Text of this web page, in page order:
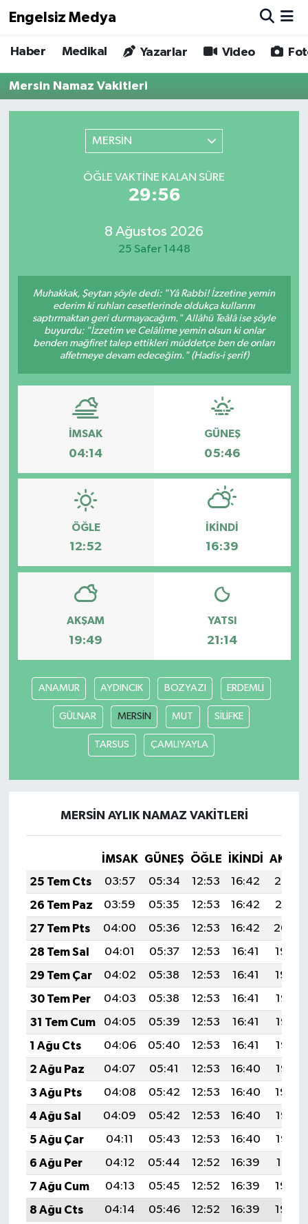
Engelsiz Medya
Haber Medikal Yazarlar Video
Mersin Namaz Vakitleri
MERSİN
ÖĞLE VAKTINE KALAN SÜRE
29:56
8 Ağustos 2026
25 Safer 1448
Muhakkak, Şeytan şöyle dedi: "Yâ Rabbi! İzzetine yemin
ederim ki ruhları cesetlerinde oldukça kullarını
saptırmaktan geri durmayacağım." Allâhü Teâlâ ise şöyle
buyurdu: "İzzetim ve Celâlime yemin olsun ki onlar
benden mağfiret talep ettikleri müddetçe ben de onları
affetmeye devam edeceğim." (Hadis-i şerif)
İMSAK
04:14
GÜNEŞ
05:46
ÖĞLE
12:52
İKINDI
16:39
AKŞAM
19:49
YATSI
21:14
ANAMUR AYDINCIK BOZYAZI ERDEMLİ
GÜLNAR MERSİN MUT SİLİFKE
TARSUS ÇAMLIYAYLA
MERSİN AYLIK NAMAZ VAKITLERI
İMSAK GÜNEŞ ÖĞLE İKINDI
25 Tem Cts
03:57 05:34 12:53 16:42
20:02
26 Tem Paz
03:59 05:35 12:53 16:42
20:01
27 Tem Pts
04:00 05:36 12:53 16:42
20:00
28 Tem Sal
04:01 05:37 12:53 16:41
19:59
29 Tem Çar
04:02 05:38 12:53 16:41
19:59
30 Tem Per
04:03 05:38 12:53 16:41
19:58
31 Tem Cum
04:05 05:39 12:53 16:41
19:57
1 Ağu Cts
04:06 05:40 12:53 16:41
19:56
2 Ağu Paz
04:07 05:41 12:53 16:40
19:55
3 Ağu Pts
04:08 05:42 12:53 16:40
19:54
4 Ağu Sal
04:09 05:42 12:53 16:40
19:53
5 Ağu Çar
04:11 05:43 12:53 16:40
19:52
6 Ağu Per
04:12 05:44 12:52 16:39
19:51
7 Ağu Cum
04:13 05:45 12:52 16:39
19:50
8 Ağu Cts
04:14 05:46 12:52 16:39
19:49
Haber
Medikal
Gizlilik Sözleşmesi
Hava Durumu
Trafik Durumu
Son Dakika Haberleri